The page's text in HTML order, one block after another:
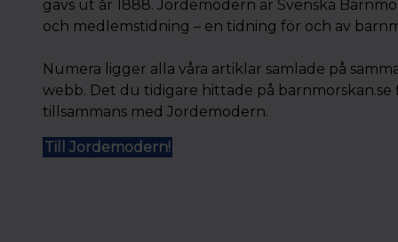
gavs ut år 1888. Jordemodern är Svenska
och medlemstidning – en tidning för och av
Numera ligger alla våra artiklar samlade på
webb. Det du tidigare hittade på barnmorskan.se
tillsammans med Jordemodern.
Till Jordemodern!